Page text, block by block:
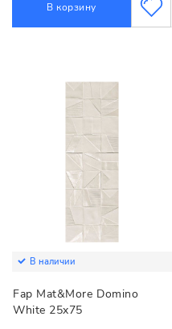
В корзину
В наличии
Fap Mat&More Domino
White 25x75